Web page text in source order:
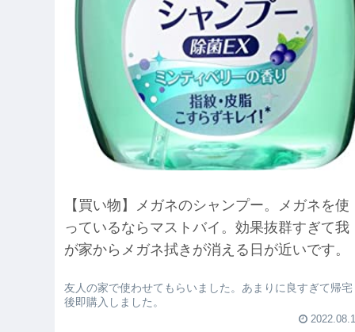
【買い物】メガネのシャンプー。メガネを使
っているならマストバイ。効果抜群すぎて我
が家からメガネ拭きが消える日が近いです。
友人の家で使わせてもらいました。あまりに良すぎて帰宅
後即購入しました。